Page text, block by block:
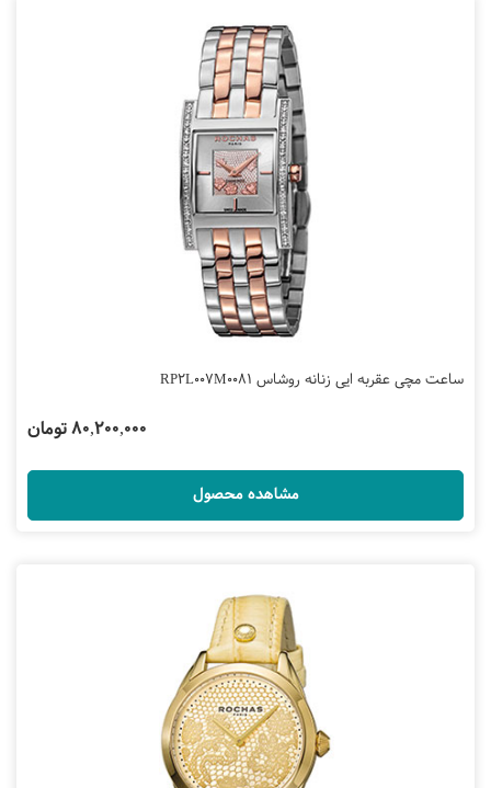
ساعت مچی عقربه ایی زنانه روشاس RP2L007M0081
80,200,000 تومان
مشاهده محصول